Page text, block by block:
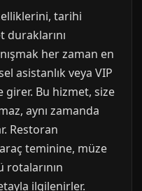
tarihi
duraklarını
her zaman en
asistanlık veya VIP
Bu hizmet, size
aynı zamanda
Restoran
teminine, müze
ilgilenirler.